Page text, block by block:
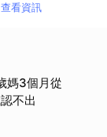
查看資訊
媽3個月從
不出